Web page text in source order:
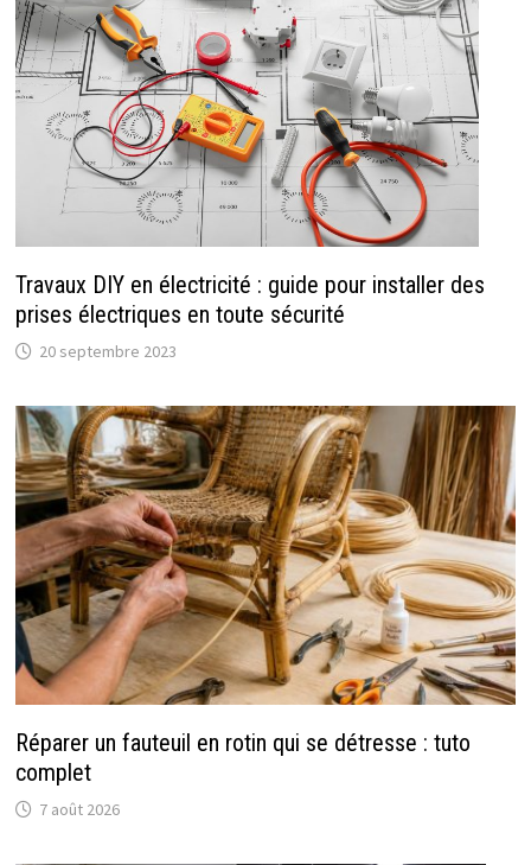
Travaux DIY en électricité : guide pour installer des
prises électriques en toute sécurité
20 septembre 2023
Réparer un fauteuil en rotin qui se détresse : tuto
complet
7 août 2026